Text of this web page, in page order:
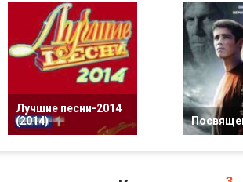
Лучшие песни-2014
(2014)